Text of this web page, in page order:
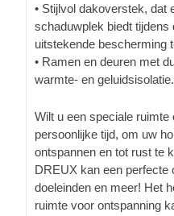
• Stijlvol dakoverstek, dat
schaduwplek biedt tijdens
uitstekende bescherming
• Ramen en deuren met
warmte- en geluidsisolatie.
Wilt u een speciale
persoonlijke tijd, om uw
ontspannen en tot rust te
DREUX kan een perfecte
doeleinden en meer! Het
ruimte voor ontspanning